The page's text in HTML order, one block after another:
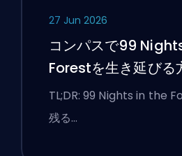
27 Jun 2026
コンパスで99
Forestを生き延びる
TL;DR: 99 Nights in the
残る …